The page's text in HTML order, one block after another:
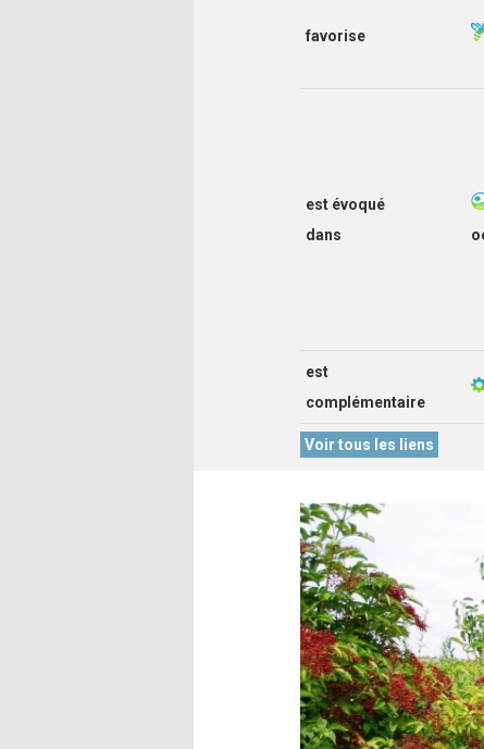
favorise
est évoqué
dans
est
complémentaire
Voir tous les liens